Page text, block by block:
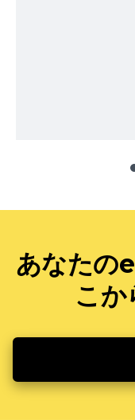
あなたの
こか